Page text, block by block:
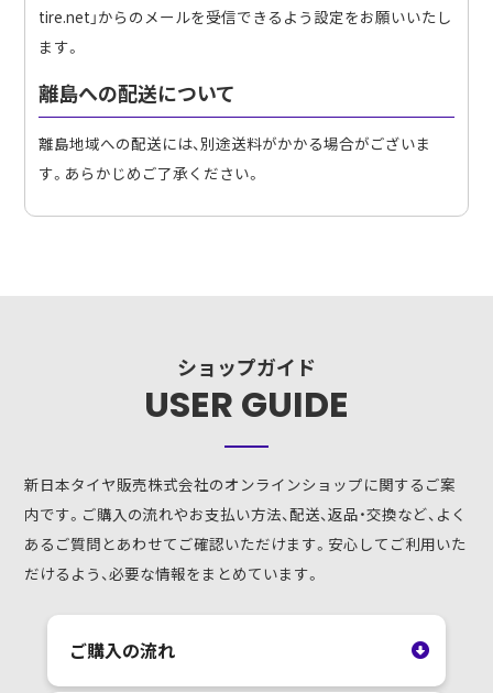
tire.net」からのメールを受信できるよう設定をお願いいたし
ます。
離島への配送について
離島地域への配送には、別途送料がかかる場合がございま
す。あらかじめご了承ください。
ショップガイド
USER GUIDE
新日本タイヤ販売株式会社のオンラインショップに関するご案
内です。ご購入の流れやお支払い方法、配送、返品・交換など、よく
あるご質問とあわせてご確認いただけます。安心してご利用いた
だけるよう、必要な情報をまとめています。
ご購入の流れ